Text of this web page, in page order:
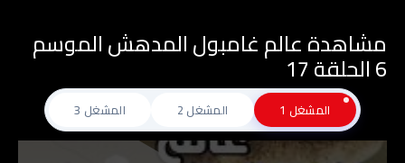
مشاهدة عالم غامبول المدهش الموسم
6 الحلقة 17
المشغل 1 المشغل 2 المشغل 3